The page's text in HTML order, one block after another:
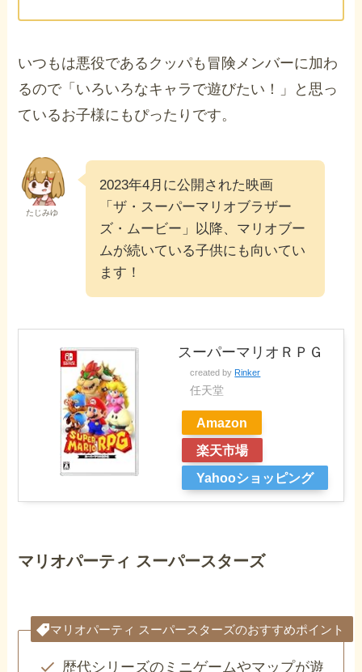
いつもは悪役であるクッパも冒険メンバーに加わ
るので「いろいろなキャラで遊びたい！」と思っ
ているお子様にもぴったりです。
たじみゆ
2023年4月に公開された映画
「ザ・スーパーマリオブラザー
ズ・ムービー」以降、マリオブー
ムが続いている子供にも向いてい
ます！
スーパーマリオＲＰＧ
created by Rinker
任天堂
Amazon
楽天市場
Yahooショッピング
マリオパーティ スーパースターズ
マリオパーティ スーパースターズのおすすめポイント
歴代シリーズのミニゲームやマップが遊